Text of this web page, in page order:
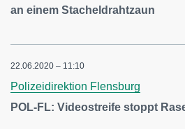
an einem Stacheldrahtzaun
22.06.2020 – 11:10
Polizeidirektion Flensburg
POL-FL: Videostreife stoppt